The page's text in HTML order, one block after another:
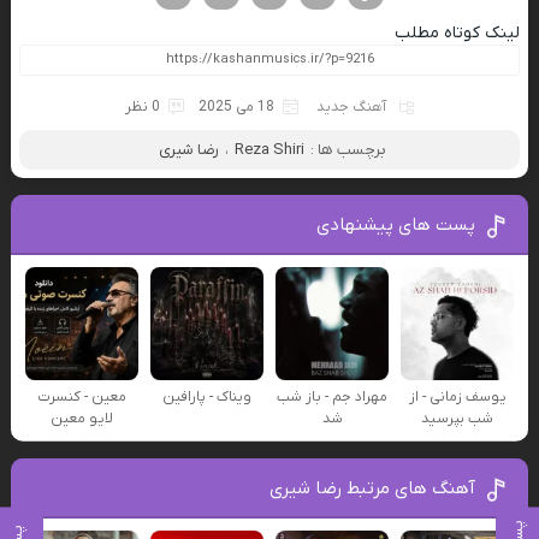
لینک کوتاه مطلب
آهنگ جدید 18 می 2025 0 نظر
برچسب ها : Reza Shiri ، رضا شیری
پست های پیشنهادی
یوسف زمانی - از
شب بپرسید
مهراد جم - باز شب
شد
ویناک - پارافین
معین - کنسرت
لایو معین
آهنگ های مرتبط رضا شیری